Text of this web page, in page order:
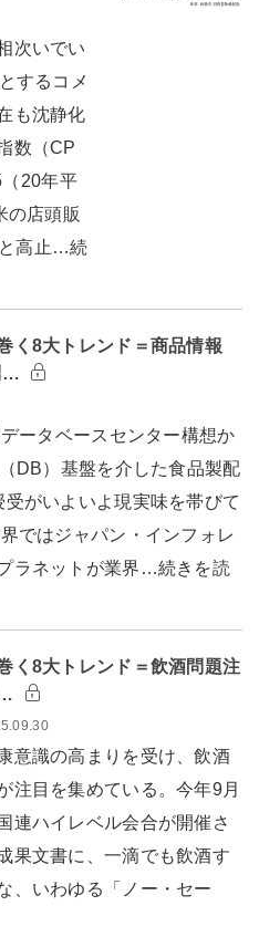
次いでい
するコメ
も沈静化
数（CP
（20年平
の店頭販
高止…続
く8大トレンド＝商品情報
…
ータベースセンター構想か
DB）基盤を介した食品製配
がいよいよ現実味を帯びて
ではジャパン・インフォレ
ラネットが業界…続きを読
く8大トレンド＝飲酒問題注
意識の高まりを受け、飲酒
注目を集めている。今年9月
連ハイレベル会合が開催さ
果文書に、一滴でも飲酒す
、いわゆる「ノー・セー